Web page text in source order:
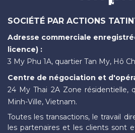
SOCIÉTÉ PAR ACTIONS
Adresse commerciale
licence) :
3 My Phu 1A, quartier Tan My, Hô
Centre de négociation et
24 My Thai 2A Zone résidentielle,
Minh-Ville, Vietnam.
Toutes les transactions, le travail
les partenaires et les clients sont